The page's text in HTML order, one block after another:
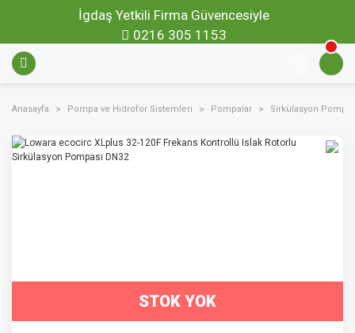
İgdaş Yetkili Firma Güvencesiyle
0216 305 1153
Anasayfa Pompa ve Hidrofor Sistemleri Pompalar Sirkülasyon
STOK YOK